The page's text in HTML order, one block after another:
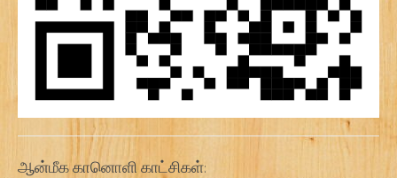
ஆன்மீக கானொளி காட்சிகள்: